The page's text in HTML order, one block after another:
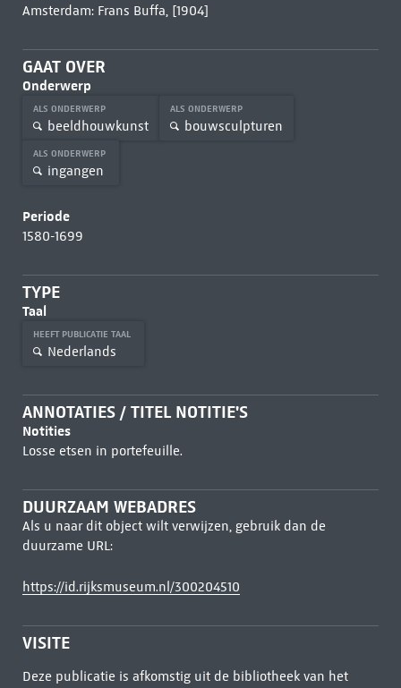
Amsterdam: Frans Buffa, [1904]
GAAT OVER
Onderwerp
ALS ONDERWERP
beeldhouwkunst
ALS ONDERWERP
bouwsculpturen
ALS ONDERWERP
ingangen
Periode
1580-1699
TYPE
Taal
HEEFT PUBLICATIE TAAL
Nederlands
ANNOTATIES / TITEL NOTITIE'S
Notities
Losse etsen in portefeuille.
DUURZAAM WEBADRES
Als u naar dit object wilt verwijzen, gebruik dan de
duurzame URL:
https://id.rijksmuseum.nl/300204510
VISITE
Deze publicatie is afkomstig uit de bibliotheek van het